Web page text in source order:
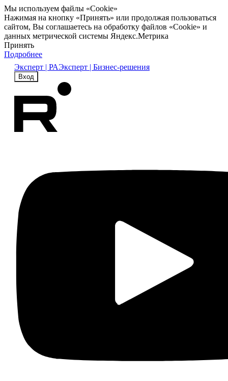
Мы используем файлы «Cookie»
Нажимая на кнопку «Принять» или продолжая пользоваться
сайтом, Вы соглашаетесь на обработку файлов «Cookie» и
данных метрической системы Яндекс.Метрика
Принять
Подробнее
Эксперт | РАЭксперт | Бизнес-решения
Вход